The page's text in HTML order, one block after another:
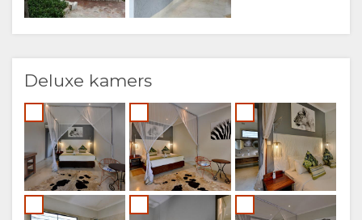
CHINESE
(TRADITIONAL)
ENGELS
Deluxe kamers